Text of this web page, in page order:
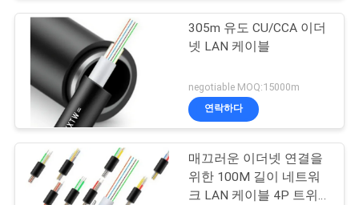
뉴
우
CAT6 패치 코드
305m 유도 CU/CCA 이더
넷 LAN 케이블
negotiable MOQ:15000m
연락하다
매끄러운 이더넷 연결을
위한 100M 길이 네트워
크 LAN 케이블 4P 트위